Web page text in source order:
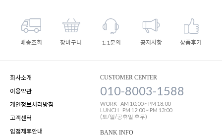
배송조회 장바구니 1:1문의 공지사항 상품후기
회사소개
이용약관
개인정보처리방침
고객센터
입점제휴안내
CUSTOMER CENTER
010-8003-1588
WORK AM 10:00 ~ PM 18:00
LUNCH
PM 12:00 ~ PM 13:00
(토/일/공휴일 휴무)
BANK INFO